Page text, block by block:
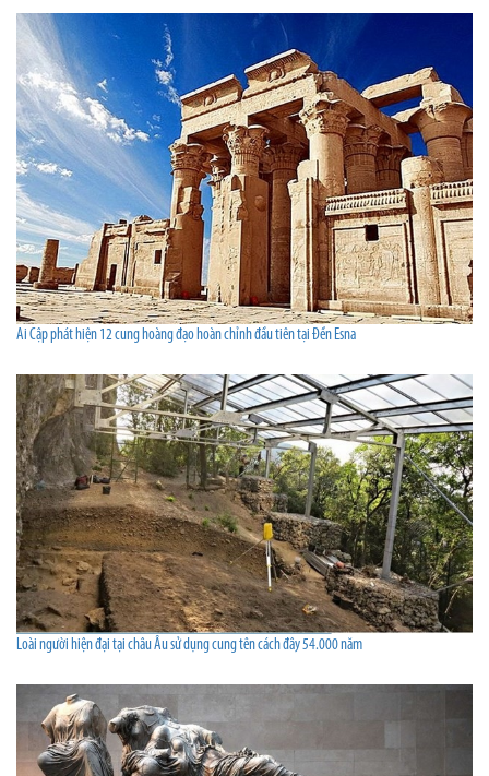
Ai Cập phát hiện 12 cung hoàng đạo hoàn chỉnh đầu tiên tại Đền Esna
Loài người hiện đại tại châu Âu sử dụng cung tên cách đây 54.000 năm